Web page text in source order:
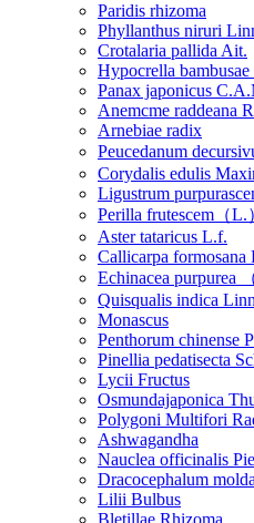
Paridis rhizoma
Phyllanthus niruri
Crotalaria pallida Ait.
Hypocrella
Panax japonicus
Anemcme raddeana
Arnebiae radix
Peucedanum
Corydalis edulis
Ligustrum
Perilla frutescem（L.
Aster tataricus L.f.
Callicarpa formosana
Echinacea purpurea
Quisqualis indica
Monascus
Penthorum chinense
Pinellia pedatisecta
Lycii Fructus
Osmundajaponica
Polygoni Multifori
Ashwagandha
Nauclea officinalis
Dracocephalum
Lilii Bulbus
Bletillae Rhizoma